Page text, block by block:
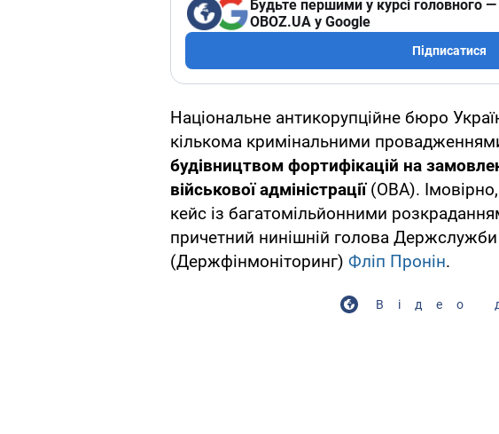
Будьте першими у курсі головного
OBOZ.UA у Google
Підписатися
Національне антикорупційне бюро
кількома кримінальними
будівництвом фортифікацій на
військової адміністрації(ОВА). Імовірно,
кейс із багатомільйонними
причетний нинішній голова
(Держфінмоніторинг) Фліп Пронін.
Відео